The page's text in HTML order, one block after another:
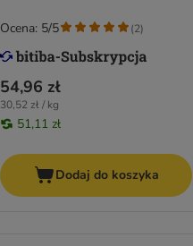
54,96 zł
30,52 zł / kg
51,11 zł
Ocena: 5/5 (2)
Dodaj do koszyka